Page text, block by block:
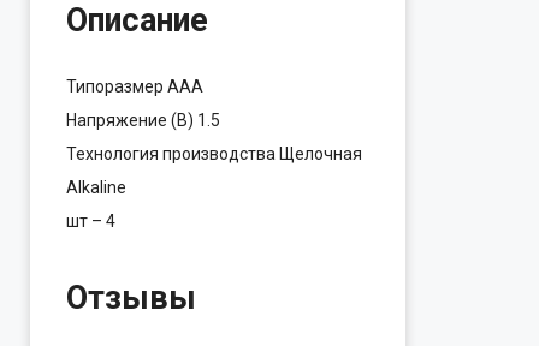
Описание
Типоразмер AAA
Напряжение (В) 1.5
Технология производства Щелочная
Alkaline
шт – 4
Отзывы